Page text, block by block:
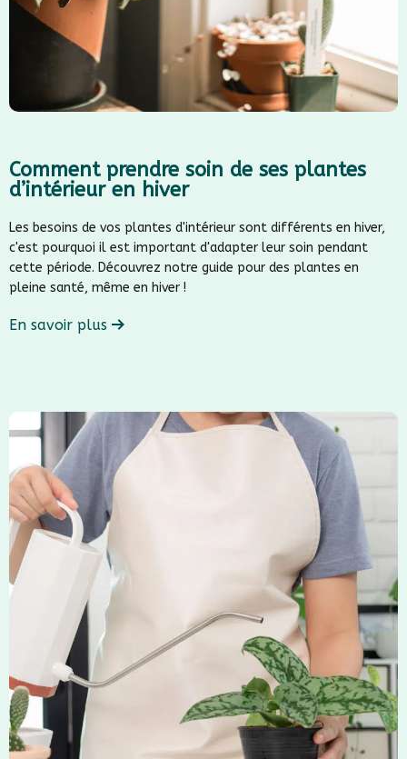
Comment prendre soin de ses plantes
d’intérieur en hiver
Les besoins de vos plantes d'intérieur sont différents en hiver,
c'est pourquoi il est important d'adapter leur soin pendant
cette période. Découvrez notre guide pour des plantes en
pleine santé, même en hiver !
En savoir plus